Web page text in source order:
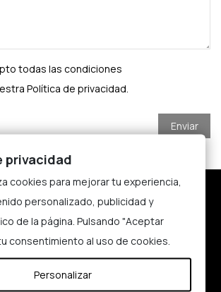
todas las condiciones
Política de privacidad.
privacidad
cookies para mejorar tu experiencia,
personalizado, publicidad y
de la página. Pulsando "Aceptar
consentimiento al uso de cookies.
Personalizar